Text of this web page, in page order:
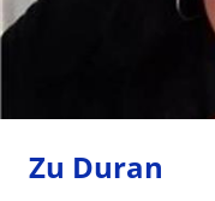
Zu Duran